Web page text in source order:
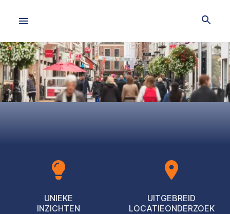
UNIEKE
INZICHTEN
UITGEBREID
LOCATIEONDERZOEK